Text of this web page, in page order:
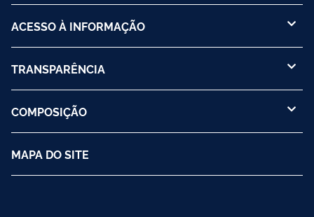
ACESSO À INFORMAÇÃO
TRANSPARÊNCIA
COMPOSIÇÃO
MAPA DO SITE